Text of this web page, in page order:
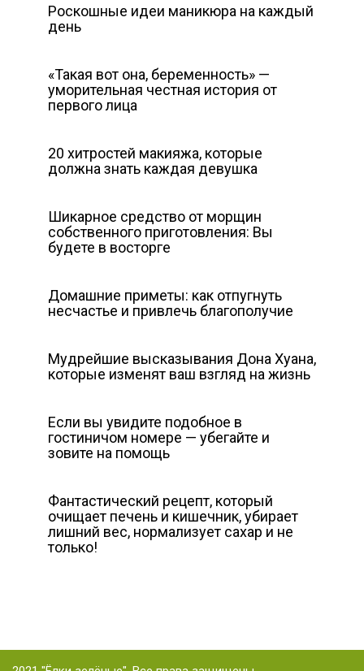
Роскошные идеи маникюра на каждый
день
«Такая вот она, беременность» —
уморительная честная история от
первого лица
20 хитростей макияжа, которые
должна знать каждая девушка
Шикарное средство от морщин
собственного приготовления: Вы
будете в восторге
Домашние приметы: как отпугнуть
несчастье и привлечь благополучие
Мудрейшие высказывания Дона Хуана,
которые изменят ваш взгляд на жизнь
Если вы увидите подобное в
гостиничом номере — убегайте и
зовите на помощь
Фантастический рецепт, который
очищает печень и кишечник, убирает
лишний вес, нормализует сахар и не
только!